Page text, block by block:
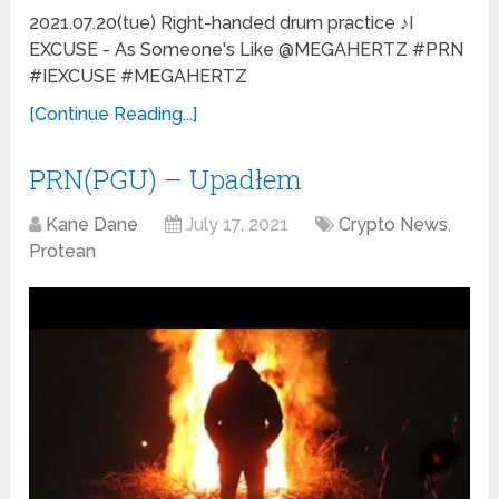
2021.07.20(tue) Right-handed drum practice ♪I
EXCUSE - As Someone's Like @MEGAHERTZ #PRN
#IEXCUSE #MEGAHERTZ
[Continue Reading...]
PRN(PGU) – Upadłem
Kane Dane July 17, 2021 Crypto News,
Protean